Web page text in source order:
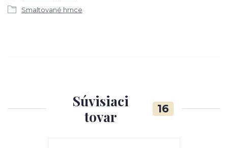
Smaltované hrnce
Súvisiaci
tovar
16